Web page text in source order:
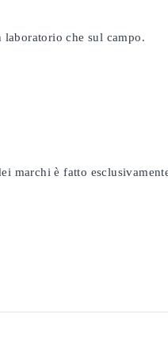
che sul campo.
marchi è fatto